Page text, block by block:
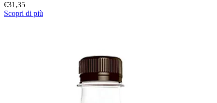
€31,35
Scopri di più